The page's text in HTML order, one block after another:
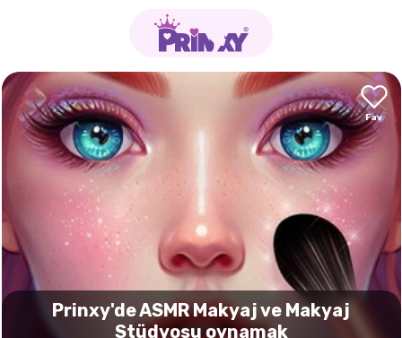
Prinxy'de ASMR Makyaj ve Makyaj
Stüdyosu oynamak